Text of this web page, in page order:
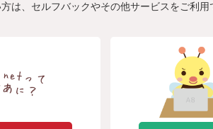
は、セルフバックやその他サービスをご利用